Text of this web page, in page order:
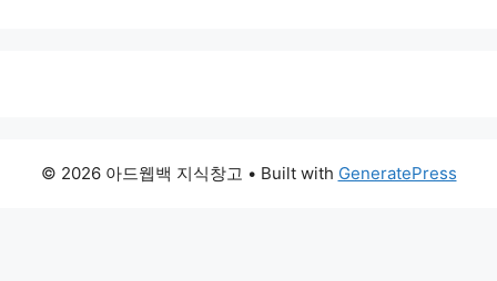
© 2026 아드웹백 지식창고 • Built with GeneratePress